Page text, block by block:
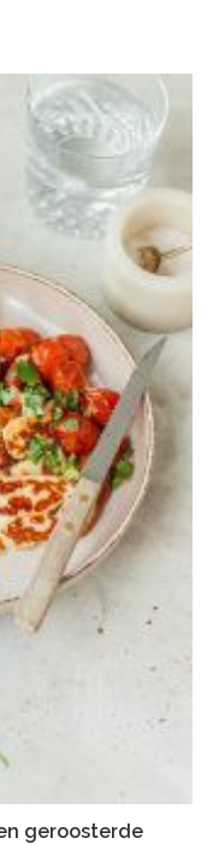
geroosterde